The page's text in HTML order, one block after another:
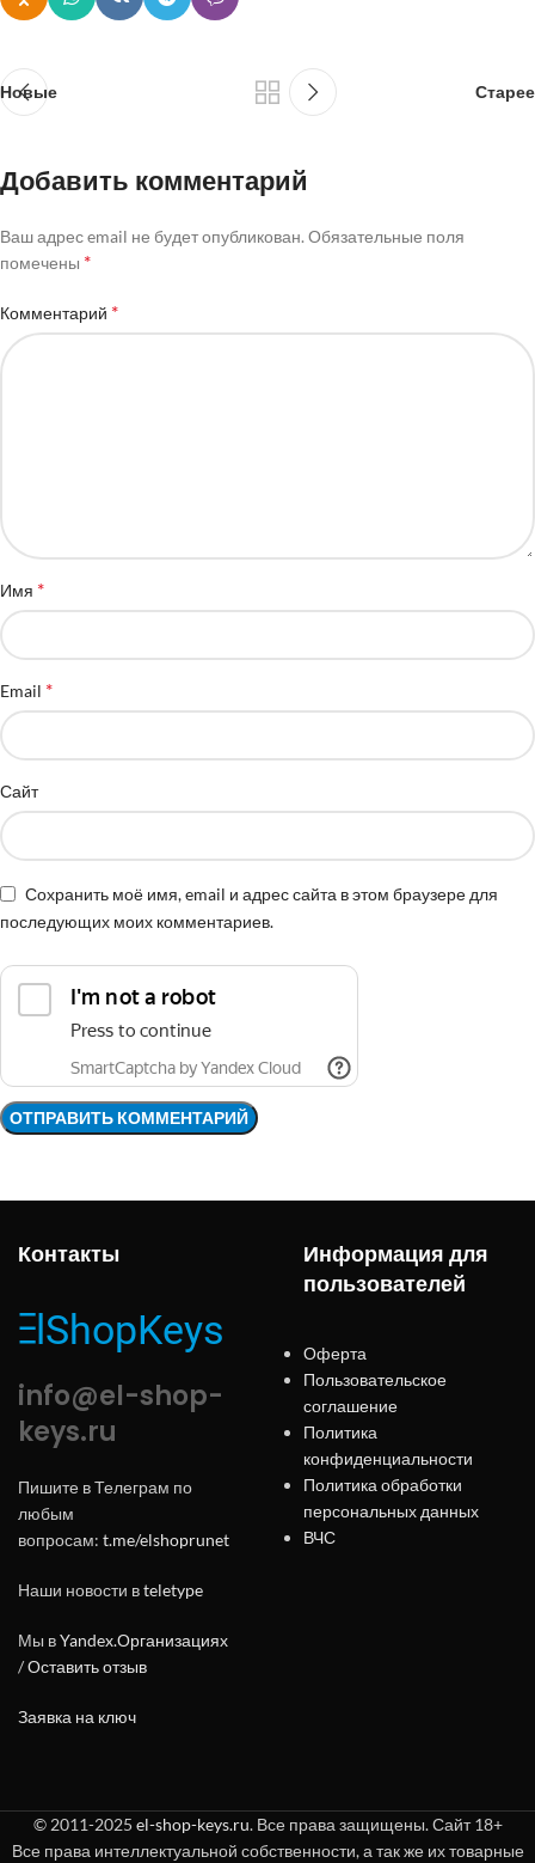
Новые Старее
Добавить комментарий
Ваш адрес email не будет опубликован. Обязательные поля
помечены *
Комментарий *
Имя *
Email *
Сайт
Сохранить моё имя, email и адрес сайта в этом браузере для
последующих моих комментариев.
Контакты
info@el-shop-
keys.ru
Пишите в Телеграм по
любым
вопросам: t.me/elshoprunet
Наши новости вteletype
Мы вYandex.Организациях
/Оставить отзыв
Заявка на ключ
Информация для
пользователей
Оферта
Пользовательское
соглашение
Политика
конфиденциальности
Политика обработки
персональных данных
ВЧС
© 2011-2025 el-shop-keys.ru. Все права защищены. Сайт 18+
Все права интеллектуальной собственности, а так же их товарные